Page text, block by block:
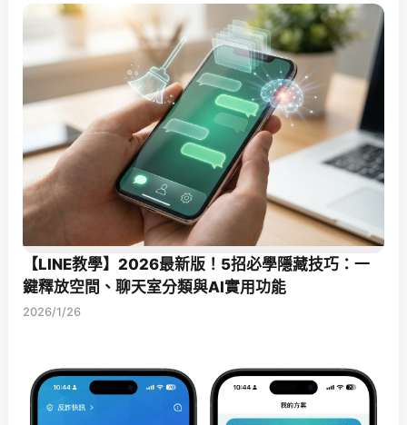
【LINE教學】2026最新版！5招必學隱藏技巧：一
鍵釋放空間、聊天室分類與AI實用功能
2026/1/26